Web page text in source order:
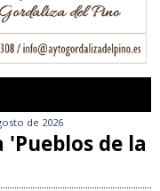
de 2026
de la